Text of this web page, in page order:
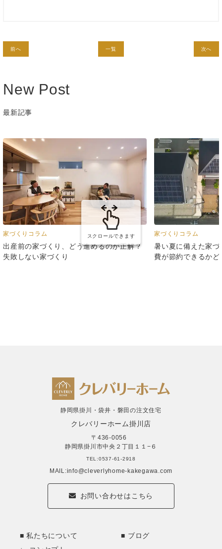
前へ 一覧 次へ
New Post
最新記事
家づくりコラム
出産前の家づくり、どう進めるのが正解？
失敗しない家づくり
家づくりコラム
暑い夏に備えた家
費が節約できるかど
スクロールできます
静岡県掛川・袋井・磐田の注文住宅
クレバリーホーム掛川店
〒436-0056
静岡県掛川市中央２丁目１１−６
TEL:0537-61-2918
MAIL:info@cleverlyhome-kakegawa.com
お問い合わせはこちら
私たちについて
ブログ